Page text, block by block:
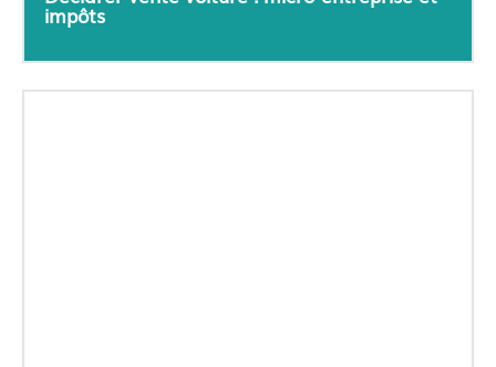
impôts